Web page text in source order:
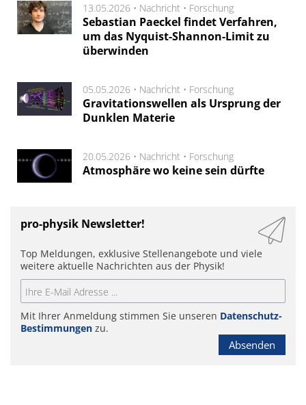
13.05.2026 • Nachricht • Forschung
Sebastian Paeckel findet Verfahren,
um das Nyquist-Shannon-Limit zu
überwinden
05.05.2026 • Nachricht • Forschung
Gravitationswellen als Ursprung der
Dunklen Materie
20.05.2026 • Nachricht • Forschung
Atmosphäre wo keine sein dürfte
pro-physik Newsletter!
Top Meldungen, exklusive Stellenangebote und viele
weitere aktuelle Nachrichten aus der Physik!
Mit Ihrer Anmeldung stimmen Sie unseren Datenschutz-
Bestimmungen zu.
Absenden